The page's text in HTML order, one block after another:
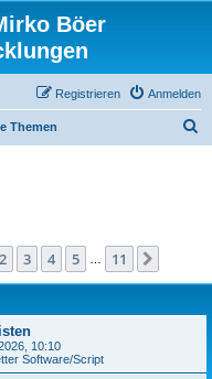
Böer
Anmelden
Registrieren
Themen
1von 11
2 3 4 5 11
10:10
Software/Script